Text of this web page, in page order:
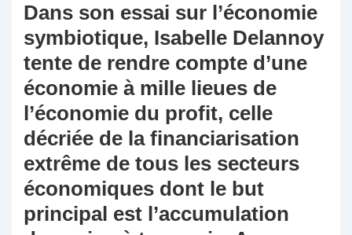
Dans son essai sur l’économie
symbiotique, Isabelle Delannoy
tente de rendre compte d’une
économie à mille lieues de
l’économie du profit, celle
décriée de la financiarisation
extrême de tous les secteurs
économiques dont le but
principal est l’accumulation